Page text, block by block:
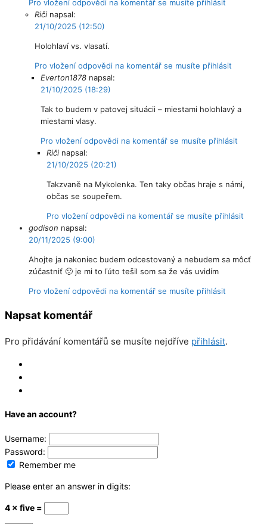
Pro vložení odpovědi na komentář se musíte přihlásit
Riči napsal:
21/10/2025 (12:50)
Holohlaví vs. vlasatí.
Pro vložení odpovědi na komentář se musíte přihlásit
Everton1878 napsal:
21/10/2025 (18:29)
Tak to budem v patovej situácii – miestami holohlavý a
miestami vlasy.
Pro vložení odpovědi na komentář se musíte přihlásit
Riči napsal:
21/10/2025 (20:21)
Takzvaně na Mykolenka. Ten taky občas hraje s námi,
občas se soupeřem.
Pro vložení odpovědi na komentář se musíte přihlásit
godison napsal:
20/11/2025 (9:00)
Ahojte ja nakoniec budem odcestovaný a nebudem sa môcť
zúčastniť 🙁 je mi to ľúto tešil som sa že vás uvidím
Pro vložení odpovědi na komentář se musíte přihlásit
Napsat komentář
Pro přidávání komentářů se musíte nejdříve přihlásit.
Have an account?
Username:
Password:
Remember me
Please enter an answer in digits:
4 × five =